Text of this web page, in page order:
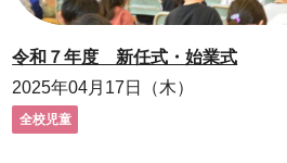
令和７年度 新任式・始業式
2025年04月17日（木）
全校児童